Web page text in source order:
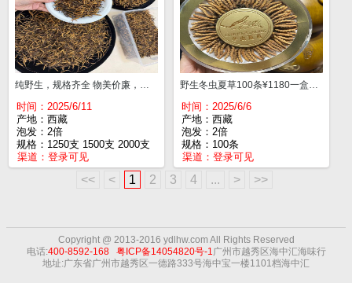
纯野生，规格齐全 物美价廉，产地一手货源 纯野生冬虫夏草 无竹签无断草 1250支¥70000一斤 1500支¥62000一斤 2000支¥51000一斤 2500支¥42000一斤 3000支¥38000一斤
时间：2025/6/11
产地：西藏
泡发：2倍
规格：1250支 1500支 2000支
渠道： 登录可见
野生冬虫夏草100条¥1180一盒，送礼盒。净重约13克。功效：①抗癌，②抗心律失常，③滋肾，④抗炎，⑤抗菌，⑥提高肾上腺皮质醇含量，⑦免疫调节，⑧抗疲劳，⑨祛痰平喘，适用于肺肾两虚、精气不足、咳嗽气短，增强免疫力，抗病毒，护心肺
时间：2025/6/6
产地：西藏
泡发：2倍
规格：100条
渠道：登录可见
<< < 1 2 3 4 ... > >>
Copyright @ 2013-2016 ydlhw.com All Rights Reserved
电话:400-8592-168 粤ICP备14054820号-1广州市越秀区海中汇海味行
地址:广东省广州市越秀区一德路333号海中宝一楼1101档海中汇